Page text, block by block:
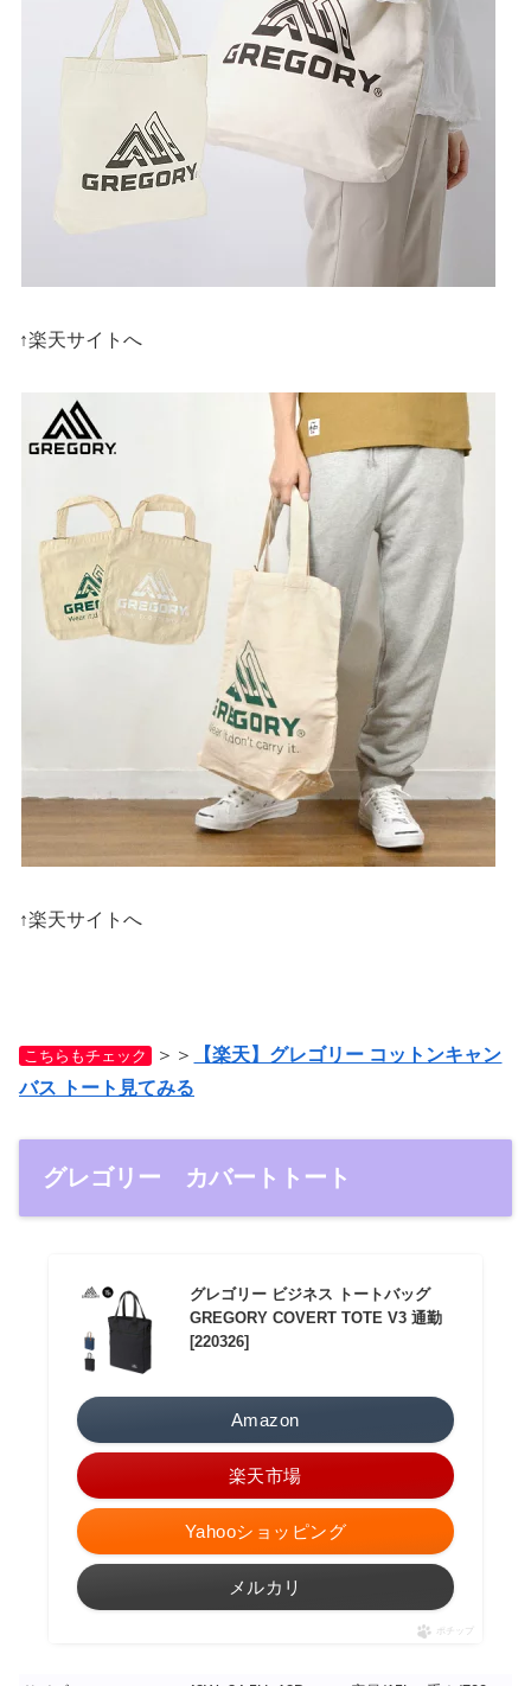
↑楽天サイトへ
↑楽天サイトへ
こちらもチェック ＞＞
【楽天】グレゴリー コットンキャン
バス トート見てみる
グレゴリー カバートトート
グレゴリー ビジネス トートバッグ
GREGORY COVERT TOTE V3 通勤
[220326]
Amazon
楽天市場
Yahooショッピング
メルカリ
ポチップ